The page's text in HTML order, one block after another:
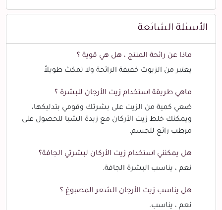
الأسئلة الشائعة
ماذا عن رائحة المنتج ، هل هي قوية ؟
يعتبر من الزيوت خفيفة الرائحة ولا تمكث طويلاً
ماهي طريقة استخدام زيت الأرجان للبشرة ؟
ضعي كمية من الزيت على بشرتك وقومي بتدليكها،
ويمكنك خلط زيت الأركان مع زبدة الشيا للحصول على
مرطب رائع للجسم.
هل يمكنني استخدام زيت الأركان لبشرتي الجافة؟
نعم ، يناسب البشرة الجافة.
هل يناسب زيت الأرجان الشعر المصبوغ ؟
نعم ، يناسب.